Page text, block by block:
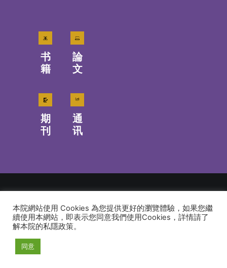
书
籍
論
文
期
刊
通
讯
© 2026 建道神學院Alliance Bible Seminary. All rights reserved
本院網站使用 Cookies 為您提供更好的瀏覽體驗，如果您繼
續使用本網站，即表示您同意我們使用Cookies，詳情請了
解本院的私隱政策。
同意